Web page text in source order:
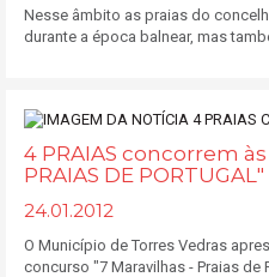
Nesse âmbito as praias do
durante a época balnear, mas
4 PRAIAS concorrem às
PRAIAS DE PORTUGAL"
24.01.2012
O Município de Torres Vedras
concurso "7 Maravilhas - Praias de